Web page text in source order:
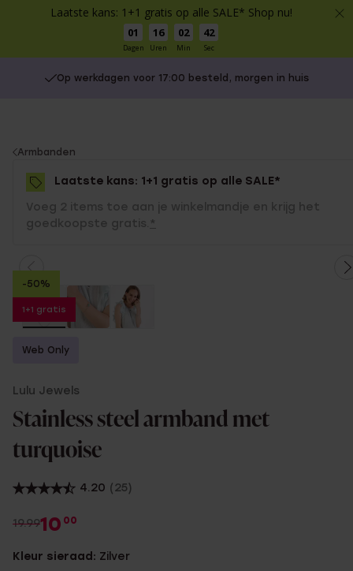
Laatste kans: 1+1 gratis op alle SALE* Shop nu!
01
Dagen
16
Uren
02
Min
42
Sec
Op werkdagen voor 17:00 besteld, morgen in huis
You
are
here:
Armbanden
Laatste kans: 1+1 gratis op alle SALE*
Voeg 2 items toe aan je winkelmandje en krijg het
goedkoopste gratis. *
-50%
1+1 gratis
Web Only
Lulu Jewels
Stainless steel armband met
turquoise
4.20 (25)
19.9910 00
Kleur sieraad: Zilver